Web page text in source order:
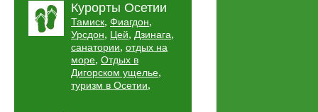
Курорты Осетии
Тамиск, Фиагдон,
Урсдон, Цей, Дзинага,
санатории, отдых на
море, Отдых в
Дигорском ущелье,
туризм в Осетии,